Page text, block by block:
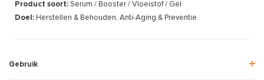
Product soort: Serum / Booster / Vloeistof / Gel
Doel: Herstellen & Behouden, Anti-Aging & Preventie
Gebruik